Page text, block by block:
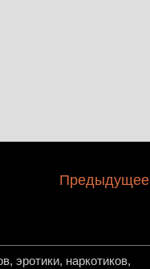
Предыдущее
эротики, наркотиков,